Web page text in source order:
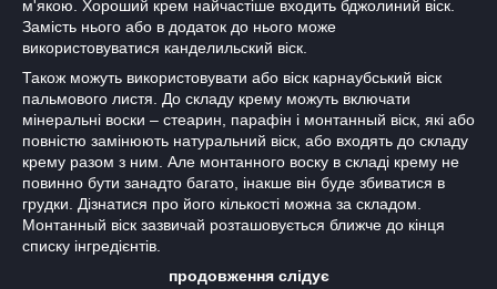
м'якою. Хороший крем найчастіше входить бджолиний віск.
Замість нього або в додаток до нього може
використовуватися канделильский віск.
Також можуть використовувати або віск карнаубський віск
пальмового листя. До складу крему можуть включати
мінеральні воски – стеарин, парафін і монтанный віск, які або
повністю замінюють натуральний віск, або входять до складу
крему разом з ним. Але монтанного воску в складі крему не
повинно бути занадто багато, інакше він буде збиватися в
грудки. Дізнатися про його кількості можна за складом.
Монтанный віск зазвичай розташовується ближче до кінця
списку інгредієнтів.
продовження слідує